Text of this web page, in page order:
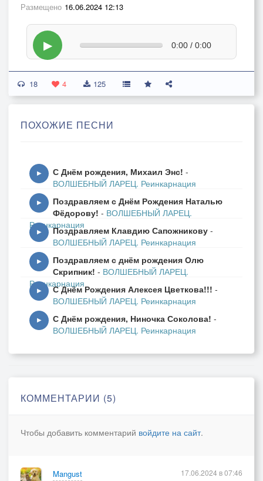
Размещено 16.06.2024 12:13
▶ 0:00 / 0:00
18 4 125
ПОХОЖИЕ ПЕСНИ
▶ С Днём рождения, Михаил Энс! -
ВОЛШЕБНЫЙ ЛАРЕЦ. Реинкарнация
▶
Поздравляем с Днём Рождения Наталью
Фёдорову! - ВОЛШЕБНЫЙ ЛАРЕЦ.
Реинкарнация
▶ Поздравляем Клавдию Сапожникову -
ВОЛШЕБНЫЙ ЛАРЕЦ. Реинкарнация
▶
Поздравляем с днём рождения Олю
Скрипник! - ВОЛШЕБНЫЙ ЛАРЕЦ.
Реинкарнация
▶ С Днём Рождения Алексея Цветкова!!! -
ВОЛШЕБНЫЙ ЛАРЕЦ. Реинкарнация
▶ С Днём рождения, Ниночка Соколова! -
ВОЛШЕБНЫЙ ЛАРЕЦ. Реинкарнация
КОММЕНТАРИИ (5)
Чтобы добавить комментарий войдите на сайт.
Mangust 17.06.2024 в 07:46